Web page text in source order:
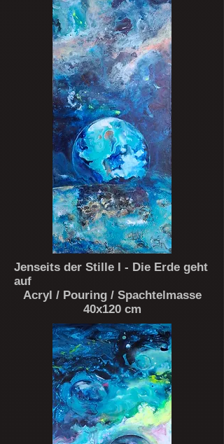
Jenseits der Stille I - Die Erde geht
auf
Acryl / Pouring / Spachtelmasse
40x120 cm